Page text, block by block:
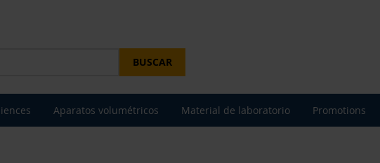
BUSCAR
Aparatos volumétricos Material de laboratorio Promotions